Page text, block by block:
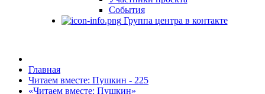
События
Группа центра в контакте
Главная
Читаем вместе: Пушкин - 225
«Читаем вместе: Пушкин»